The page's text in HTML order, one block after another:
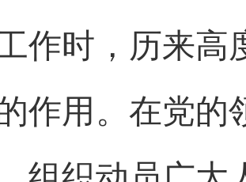
作时，历来高
作用。在党的